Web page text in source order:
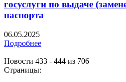
госуслуги по выдаче
паспорта
06.05.2025
Подробнее
Новости 433 - 444 из 706
Страницы: